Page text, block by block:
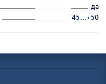
да
-45…+50